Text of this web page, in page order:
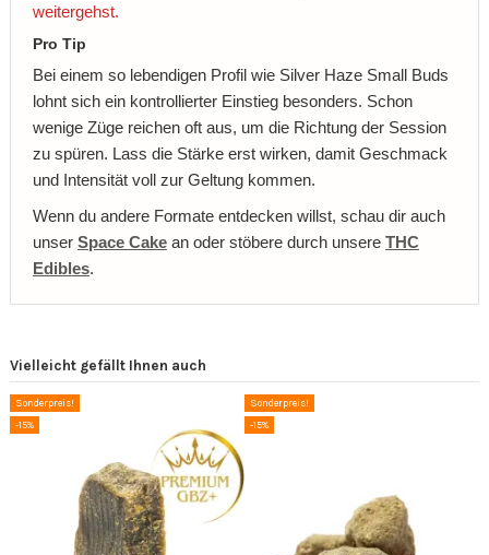
weitergehst.
Pro Tip
Bei einem so lebendigen Profil wie Silver Haze Small Buds
lohnt sich ein kontrollierter Einstieg besonders. Schon
wenige Züge reichen oft aus, um die Richtung der Session
zu spüren. Lass die Stärke erst wirken, damit Geschmack
und Intensität voll zur Geltung kommen.
Wenn du andere Formate entdecken willst, schau dir auch
unser Space Cake an oder stöbere durch unsere THC
Edibles.
Vielleicht gefällt Ihnen auch
Sonderpreis!
-15%
Sonderpreis!
-15%